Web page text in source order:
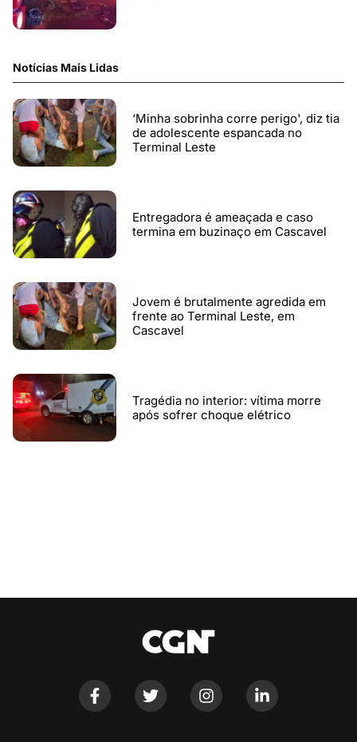
Notícias Mais Lidas
‘Minha sobrinha corre perigo', diz tia
de adolescente espancada no
Terminal Leste
Entregadora é ameaçada e caso
termina em buzinaço em Cascavel
Jovem é brutalmente agredida em
frente ao Terminal Leste, em
Cascavel
Tragédia no interior: vítima morre
após sofrer choque elétrico